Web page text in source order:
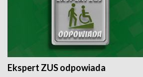
Ekspert ZUS odpowiada